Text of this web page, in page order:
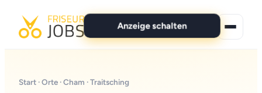
Anzeige schalten
Start ·Orte ·Cham · Traitsching